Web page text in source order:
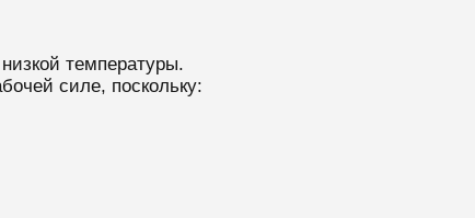
температуры.
силе, поскольку: